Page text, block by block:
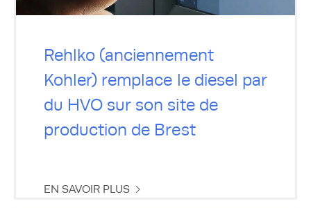
Rehlko (anciennement
Kohler) remplace le diesel par
du HVO sur son site de
production de Brest
EN SAVOIR PLUS